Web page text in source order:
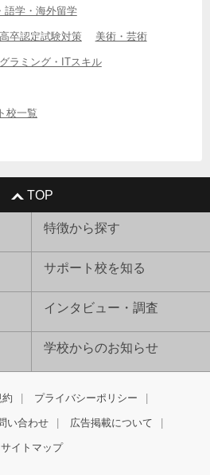
語学・海外留学
高卒認定試験対策 美術・芸術
ラミング・ITスキル
校一覧
TOP
特徴から探す
サポート校を知る
インタビュー・調査
学校からのお知らせ
プライバシーポリシー
い合わせ 広告掲載について
サイトマップ